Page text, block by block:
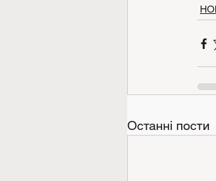
Останні пости